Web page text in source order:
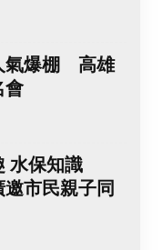
氣爆棚 高雄
會
水保知識
市民親子同